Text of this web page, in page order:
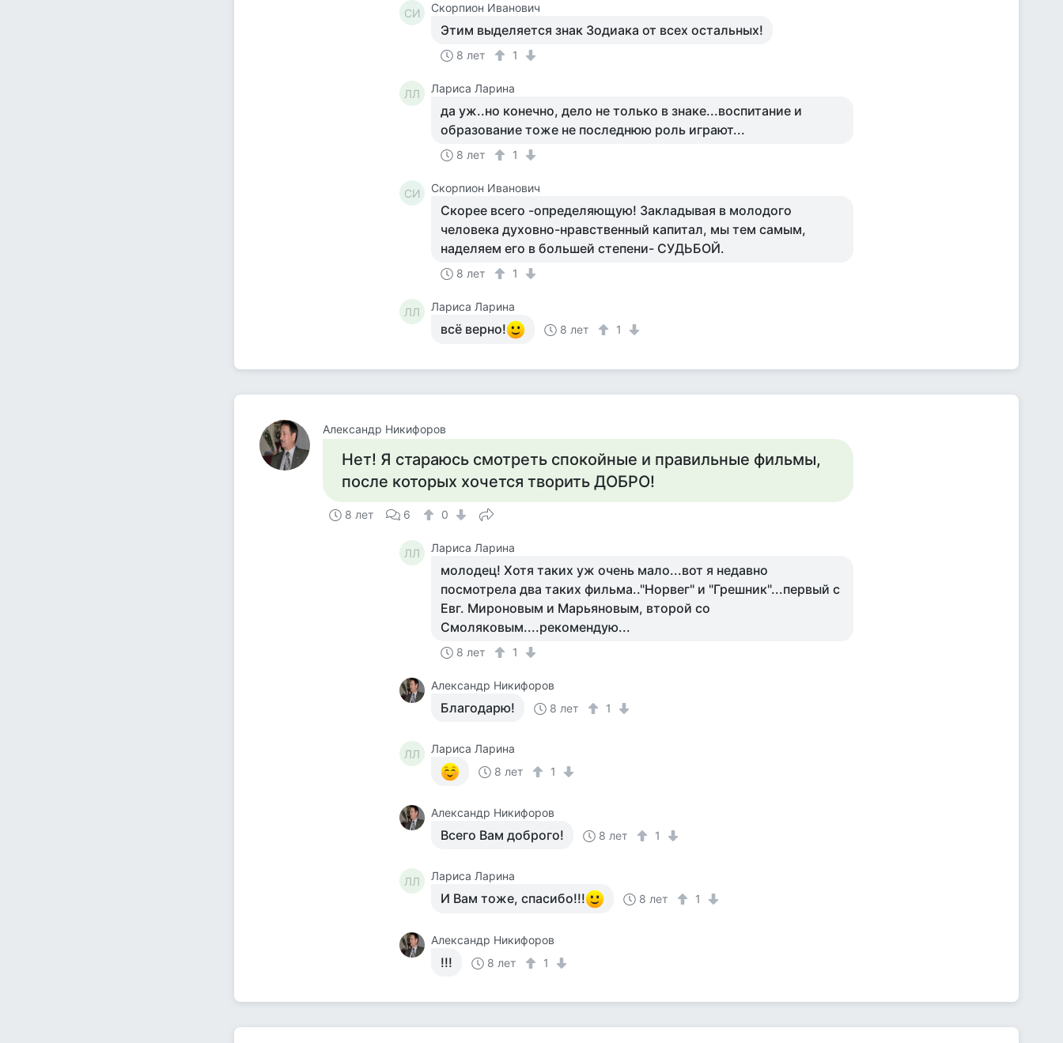
СИ Скорпион Иванович
Этим выделяется знак Зодиака от всех остальных!
8 лет 1
ЛЛ Лариса Ларина
да уж..но конечно, дело не только в знаке...воспитание и
образование тоже не последнюю роль играют...
8 лет 1
СИ Скорпион Иванович
Скорее всего -определяющую! Закладывая в молодого
человека духовно-нравственный капитал, мы тем самым,
наделяем его в большей степени- СУДЬБОЙ.
8 лет 1
ЛЛ Лариса Ларина
всё верно! 8 лет 1
Александр Никифоров
Нет! Я стараюсь смотреть спокойные и правильные фильмы,
после которых хочется творить ДОБРО!
8 лет 6 0
ЛЛ Лариса Ларина
молодец! Хотя таких уж очень мало...вот я недавно
посмотрела два таких фильма.."Норвег" и "Грешник"...первый с
Евг. Мироновым и Марьяновым, второй со
Смоляковым....рекомендую...
8 лет 1
Александр Никифоров
Благодарю! 8 лет 1
ЛЛ
Лариса Ларина
8 лет
1
Александр Никифоров
Всего Вам доброго! 8 лет 1
ЛЛ Лариса Ларина
И Вам тоже, спасибо!!! 8 лет 1
Александр Никифоров
!!! 8 лет 1